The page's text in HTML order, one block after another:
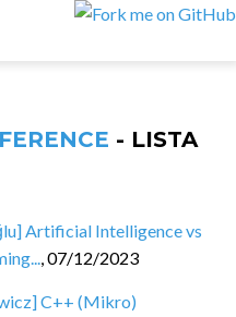
- LISTA
Artificial Intelligence vs
,07/12/2023
C++ (Mikro)